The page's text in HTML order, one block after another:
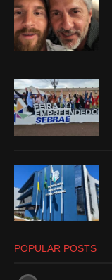
POPULAR POSTS